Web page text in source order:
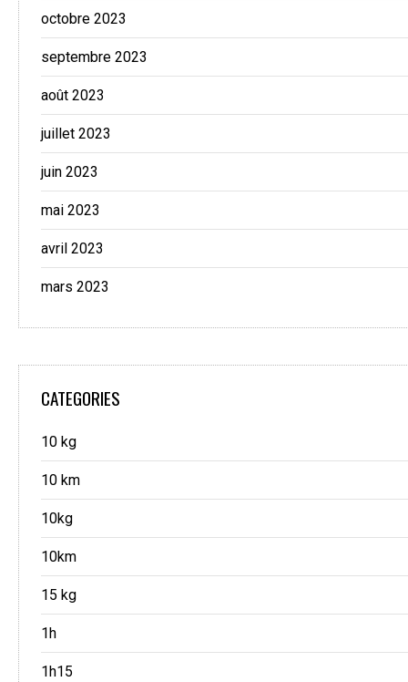
octobre 2023
septembre 2023
août 2023
juillet 2023
juin 2023
mai 2023
avril 2023
mars 2023
CATEGORIES
10 kg
10 km
10kg
10km
15 kg
1h
1h15